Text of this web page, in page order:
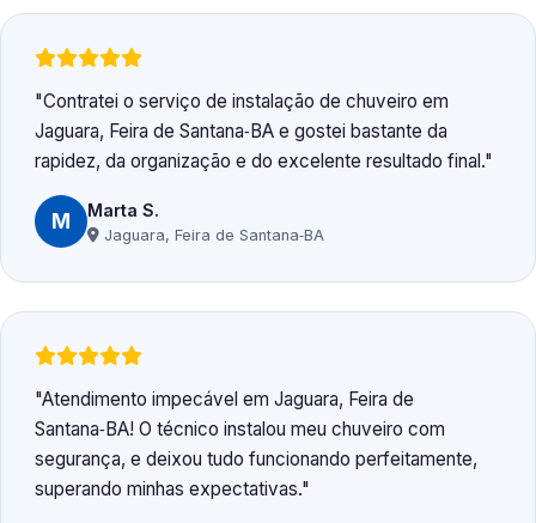
Contratei o serviço de instalação de chuveiro em
Jaguara, Feira de Santana‑BA e gostei bastante da
rapidez, da organização e do excelente resultado final.
M Marta S.
Jaguara, Feira de Santana‑BA
Atendimento impecável em Jaguara, Feira de
Santana‑BA! O técnico instalou meu chuveiro com
segurança, e deixou tudo funcionando perfeitamente,
superando minhas expectativas.